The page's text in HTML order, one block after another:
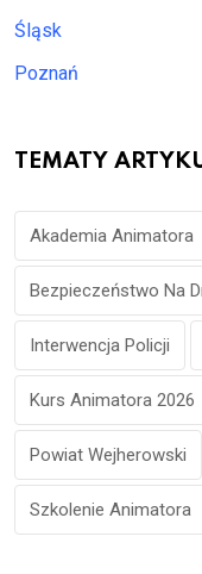
Śląsk
Poznań
TEMATY
Akademia Animatora
Bezpieczeństwo Na
Interwencja Policji
Kurs Animatora 2026
Powiat Wejherowski
Szkolenie Animatora